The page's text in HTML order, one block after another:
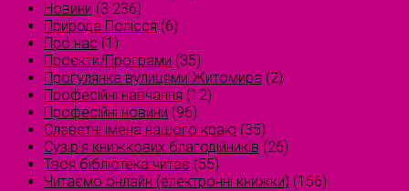
Новини (3 236)
Природа Полісся (6)
Про нас (1)
Проєкти/Програми (35)
Прогулянка вулицями Житомира (2)
Професійні навчання (12)
Професійні новини (96)
Славетні імена нашого краю (35)
Сузірʼя книжкових благодійників (26)
Твоя бібліотека читає (55)
Читаємо онлайн (електронні книжки) (156)